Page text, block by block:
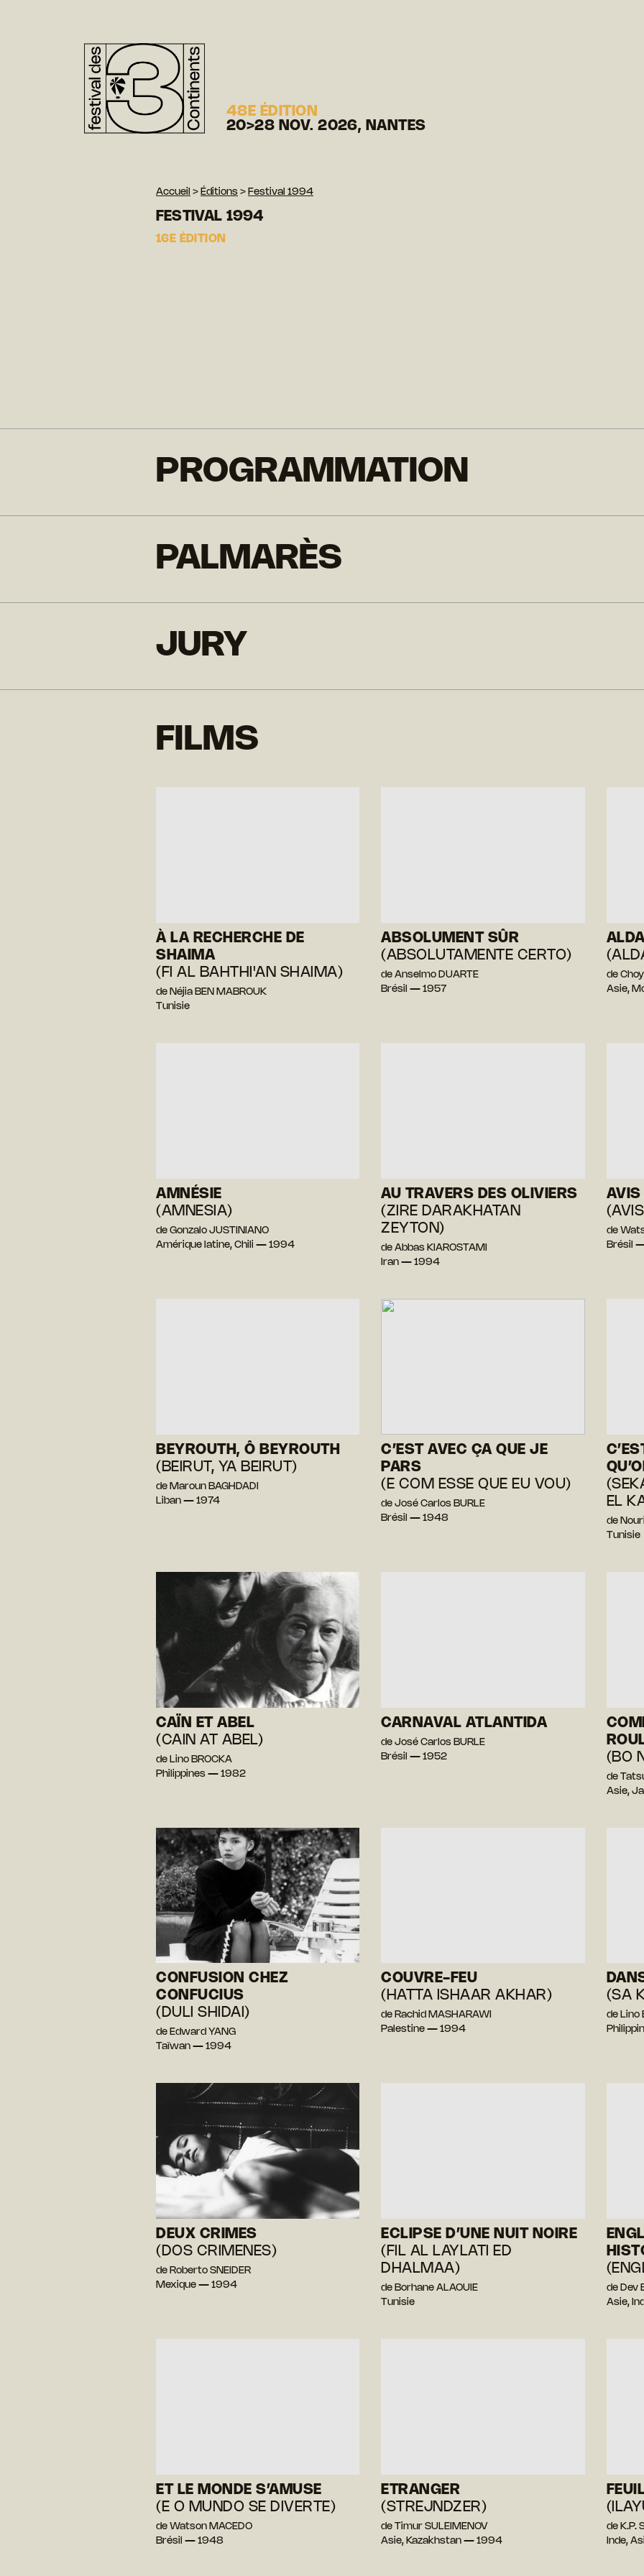
48E ÉDITION
20>28 NOV. 2026, NANTES
Accueil > Éditions > Festival 1994
FESTIVAL 1994
16E ÉDITION
PROGRAMMATION
PALMARÈS
JURY
FILMS
À LA RECHERCHE DE
SHAIMA
(FI AL BAHTHI'AN SHAIMA)
de Néjia BEN MABROUK
Tunisie
ABSOLUMENT SÛR
(ABSOLUTAMENTE CERTO)
de Anselmo DUARTE
Brésil — 1957
de
Asie,
AMNÉSIE
(AMNESIA)
de Gonzalo JUSTINIANO
Amérique latine, Chili — 1994
AU TRAVERS DES OLIVIERS
(ZIRE DARAKHATAN
ZEYTON)
de Abbas KIAROSTAMI
Iran — 1994
AVIS
de
Brésil
BEYROUTH, Ô BEYROUTH
(BEIRUT, YA BEIRUT)
de Maroun BAGHDADI
Liban — 1974
C’EST AVEC ÇA QUE JE
PARS
(E COM ESSE QUE EU VOU)
de José Carlos BURLE
Brésil — 1948
EL
de
Tunisie
CAÏN ET ABEL
(CAIN AT ABEL)
de Lino BROCKA
Philippines — 1982
CARNAVAL ATLANTIDA
de José Carlos BURLE
Brésil — 1952
(BO
de
Asie,
CONFUSION CHEZ
CONFUCIUS
(DULI SHIDAI)
de Edward YANG
Taïwan — 1994
COUVRE-FEU
(HATTA ISHAAR AKHAR)
de Rachid MASHARAWI
Palestine — 1994
(SA
de Lino
DEUX CRIMES
(DOS CRIMENES)
de Roberto SNEIDER
Mexique — 1994
ECLIPSE D’UNE NUIT NOIRE
(FIL AL LAYLATI ED
DHALMAA)
de Borhane ALAOUIE
Tunisie
de Dev
Asie,
ET LE MONDE S’AMUSE
(E O MUNDO SE DIVERTE)
de Watson MACEDO
Brésil — 1948
ETRANGER
(STREJNDZER)
de Timur SULEIMENOV
Asie, Kazakhstan — 1994
de K.P.
Inde,